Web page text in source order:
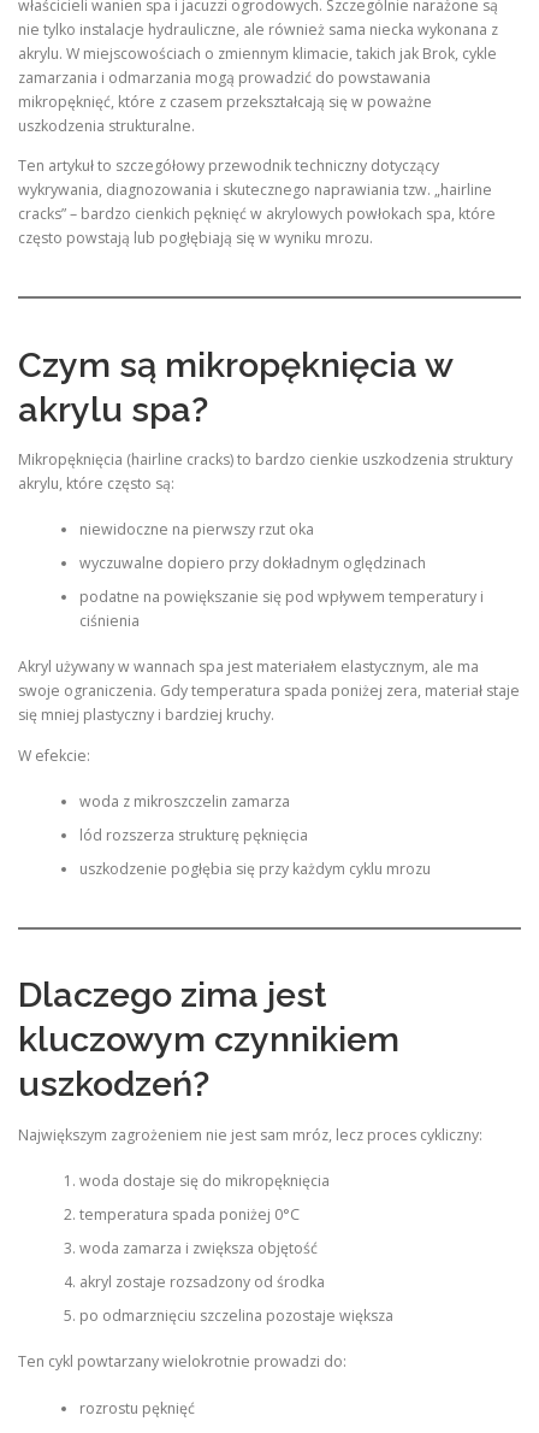
właścicieli wanien spa i jacuzzi ogrodowych. Szczególnie narażone są
nie tylko instalacje hydrauliczne, ale również sama niecka wykonana z
akrylu. W miejscowościach o zmiennym klimacie, takich jak Brok, cykle
zamarzania i odmarzania mogą prowadzić do powstawania
mikropęknięć, które z czasem przekształcają się w poważne
uszkodzenia strukturalne.
Ten artykuł to szczegółowy przewodnik techniczny dotyczący
wykrywania, diagnozowania i skutecznego naprawiania tzw. „hairline
cracks” – bardzo cienkich pęknięć w akrylowych powłokach spa, które
często powstają lub pogłębiają się w wyniku mrozu.
Czym są mikropęknięcia w
akrylu spa?
Mikropęknięcia (hairline cracks) to bardzo cienkie uszkodzenia struktury
akrylu, które często są:
niewidoczne na pierwszy rzut oka
wyczuwalne dopiero przy dokładnym oględzinach
podatne na powiększanie się pod wpływem temperatury i
ciśnienia
Akryl używany w wannach spa jest materiałem elastycznym, ale ma
swoje ograniczenia. Gdy temperatura spada poniżej zera, materiał staje
się mniej plastyczny i bardziej kruchy.
W efekcie:
woda z mikroszczelin zamarza
lód rozszerza strukturę pęknięcia
uszkodzenie pogłębia się przy każdym cyklu mrozu
Dlaczego zima jest
kluczowym czynnikiem
uszkodzeń?
Największym zagrożeniem nie jest sam mróz, lecz proces cykliczny:
woda dostaje się do mikropęknięcia
temperatura spada poniżej 0°C
woda zamarza i zwiększa objętość
akryl zostaje rozsadzony od środka
po odmarznięciu szczelina pozostaje większa
Ten cykl powtarzany wielokrotnie prowadzi do:
rozrostu pęknięć